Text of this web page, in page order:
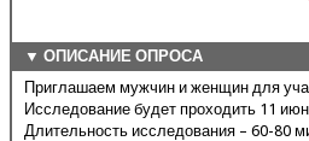
▼ ОПИСАНИЕ ОПРОСА
Приглашаем мужчин и женщин для
Исследование будет проходить 11
Длительность исследования – 60-80